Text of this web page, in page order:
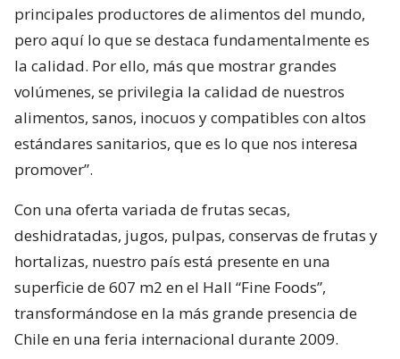
principales productores de alimentos del mundo,
pero aquí lo que se destaca fundamentalmente es
la calidad. Por ello, más que mostrar grandes
volúmenes, se privilegia la calidad de nuestros
alimentos, sanos, inocuos y compatibles con altos
estándares sanitarios, que es lo que nos interesa
promover”.
Con una oferta variada de frutas secas,
deshidratadas, jugos, pulpas, conservas de frutas y
hortalizas, nuestro país está presente en una
superficie de 607 m2 en el Hall “Fine Foods”,
transformándose en la más grande presencia de
Chile en una feria internacional durante 2009.